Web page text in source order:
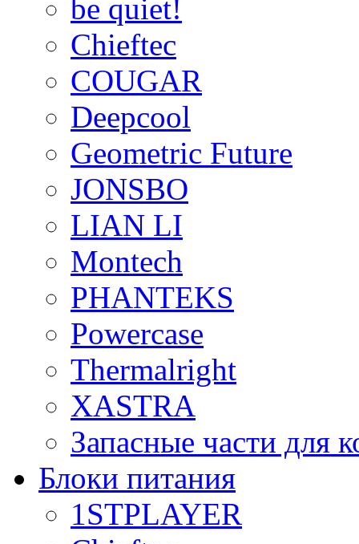
be quiet!
Chieftec
COUGAR
Deepcool
Geometric Future
JONSBO
LIAN LI
Montech
PHANTEKS
Powercase
Thermalright
XASTRA
Запасные части для
Блоки питания
1STPLAYER